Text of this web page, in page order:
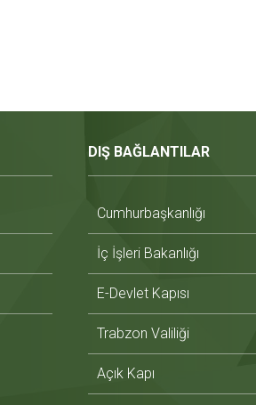
DIŞ BAĞLANTILAR
Cumhurbaşkanlığı
İç İşleri Bakanlığı
E-Devlet Kapısı
Trabzon Valiliği
Açık Kapı